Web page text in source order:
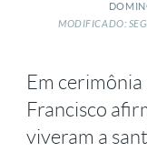
MODIFICADO:
Em cerimônia
Francisco
viveram a